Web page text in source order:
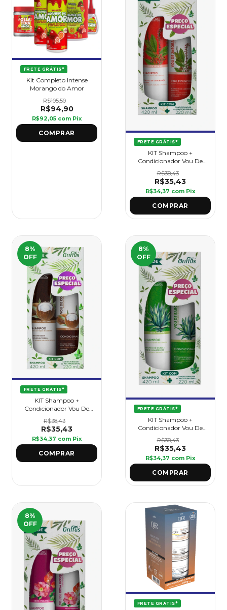
FRETE GRÁTIS*
Kit Completo Intense
Morango do Amor
R$105,50
R$94,90
R$92,05 com Pix
FRETE GRÁTIS*
KIT Shampoo +
Condicionador Vou De
Jaborandi - Griffus
R$38,43
R$35,43
R$34,37 com Pix
8%
OFF
FRETE GRÁTIS*
KIT Shampoo +
Condicionador Vou De
Coco - Griffus
R$38,43
R$35,43
R$34,37 com Pix
8%
OFF
FRETE GRÁTIS*
KIT Shampoo +
Condicionador Vou De
Babosa - Griffus
R$38,43
R$35,43
R$34,37 com Pix
8%
OFF
FRETE GRÁTIS*